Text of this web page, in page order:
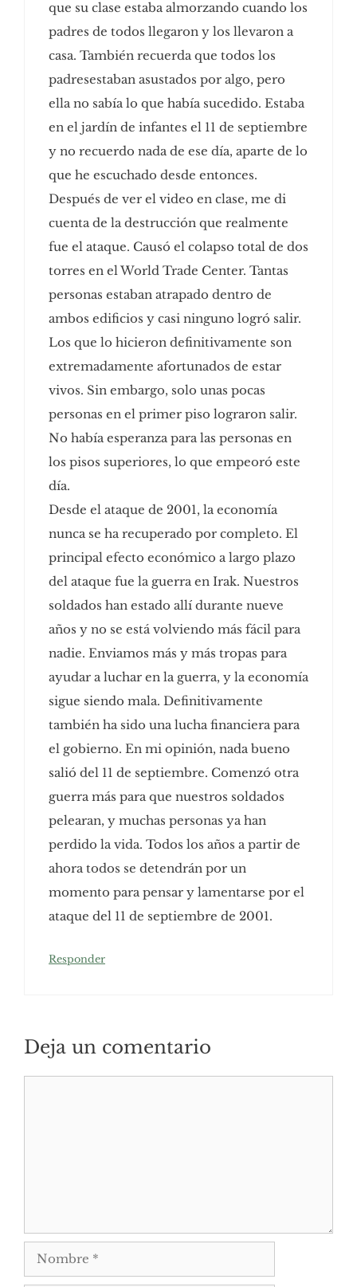
que su clase estaba almorzando cuando los
padres de todos llegaron y los llevaron a
casa. También recuerda que todos los
padresestaban asustados por algo, pero
ella no sabía lo que había sucedido. Estaba
en el jardín de infantes el 11 de septiembre
y no recuerdo nada de ese día, aparte de lo
que he escuchado desde entonces.
Después de ver el video en clase, me di
cuenta de la destrucción que realmente
fue el ataque. Causó el colapso total de dos
torres en el World Trade Center. Tantas
personas estaban atrapado dentro de
ambos edificios y casi ninguno logró salir.
Los que lo hicieron definitivamente son
extremadamente afortunados de estar
vivos. Sin embargo, solo unas pocas
personas en el primer piso lograron salir.
No había esperanza para las personas en
los pisos superiores, lo que empeoró este
día.
Desde el ataque de 2001, la economía
nunca se ha recuperado por completo. El
principal efecto económico a largo plazo
del ataque fue la guerra en Irak. Nuestros
soldados han estado allí durante nueve
años y no se está volviendo más fácil para
nadie. Enviamos más y más tropas para
ayudar a luchar en la guerra, y la economía
sigue siendo mala. Definitivamente
también ha sido una lucha financiera para
el gobierno. En mi opinión, nada bueno
salió del 11 de septiembre. Comenzó otra
guerra más para que nuestros soldados
pelearan, y muchas personas ya han
perdido la vida. Todos los años a partir de
ahora todos se detendrán por un
momento para pensar y lamentarse por el
ataque del 11 de septiembre de 2001.
Responder
Deja un comentario
Nombre